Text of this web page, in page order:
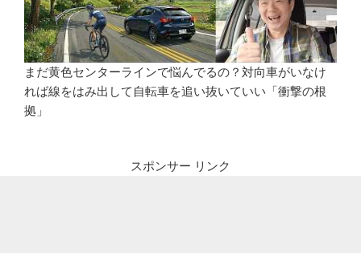
まだ黄色センターラインで悩んでるの？対向車がいなけ
れば線をはみ出して自転車を追い抜いていい「衝撃の根
拠」
スポンサー リンク